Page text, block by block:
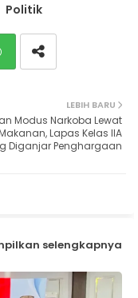
Politik
LEBIH BARU
Modus Narkoba Lewat
Lapas Kelas IIA
Diganjar Penghargaan
selengkapnya